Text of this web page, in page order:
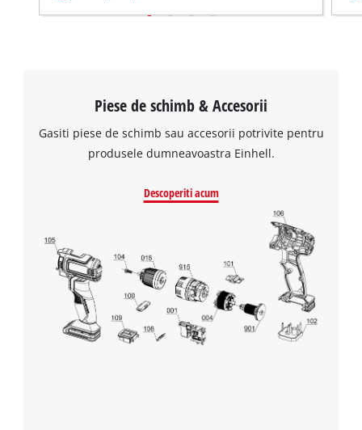
Piese de schimb & Accesorii
Gasiti piese de schimb sau accesorii potrivite pentru
produsele dumneavoastra Einhell.
Descoperiti acum